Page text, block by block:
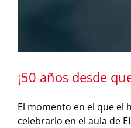
¡50 años desde
El momento en el que el
celebrarlo en el aula de